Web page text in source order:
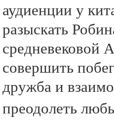
аудиенции у
разыскать
средневековой
совершить
дружба и
преодолеть